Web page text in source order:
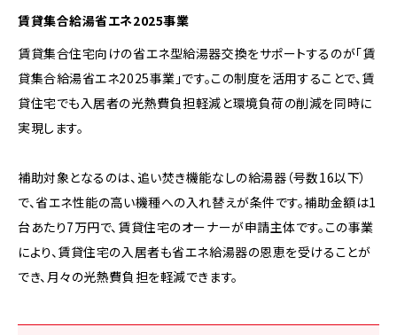
賃貸集合給湯省エネ2025事業
賃貸集合住宅向けの省エネ型給湯器交換をサポートするのが「賃
貸集合給湯省エネ2025事業」です。この制度を活用することで、賃
貸住宅でも入居者の光熱費負担軽減と環境負荷の削減を同時に
実現します。
補助対象となるのは、追い焚き機能なしの給湯器（号数16以下）
で、省エネ性能の高い機種への入れ替えが条件です。補助金額は1
台あたり7万円で、賃貸住宅のオーナーが申請主体です。この事業
により、賃貸住宅の入居者も省エネ給湯器の恩恵を受けることが
でき、月々の光熱費負担を軽減できます。